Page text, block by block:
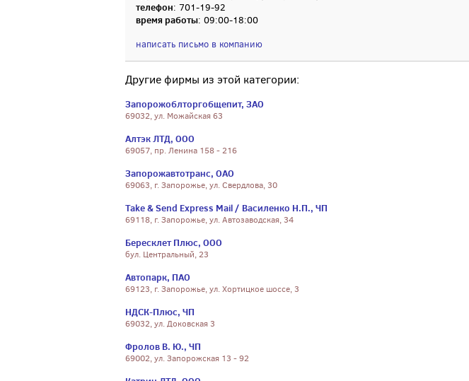
телефон: 701-19-92
время работы: 09:00-18:00
написать письмо в компанию
Другие фирмы из этой категории:
Запорожоблторгобщепит, ЗАО
69032, ул. Можайская 63
Алтэк ЛТД, ООО
69057, пр. Ленина 158 - 216
Запорожавтотранс, ОАО
69063, г. Запорожье, ул. Свердлова, 30
Take & Send Express Mail / Василенко Н.П., ЧП
69118, г. Запорожье, ул. Автозаводская, 34
Бересклет Плюс, ООО
бул. Центральный, 23
Автопарк, ПАО
69123, г. Запорожье, ул. Хортицкое шоссе, 3
НДСК-Плюс, ЧП
69032, ул. Доковская 3
Фролов В. Ю., ЧП
69002, ул. Запорожская 13 - 92